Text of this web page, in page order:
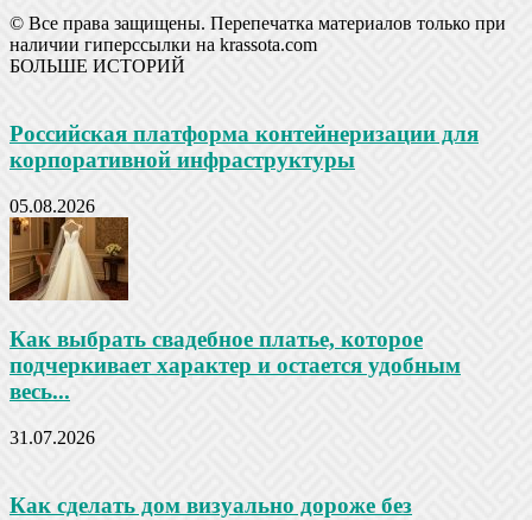
© Все права защищены. Перепечатка материалов только при
наличии гиперссылки на krassota.com
БОЛЬШЕ ИСТОРИЙ
Российская платформа контейнеризации для
корпоративной инфраструктуры
05.08.2026
Как выбрать свадебное платье, которое
подчеркивает характер и остается удобным
весь...
31.07.2026
Как сделать дом визуально дороже без